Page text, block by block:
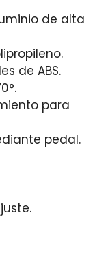
de alta
de ABS.
para
pedal.